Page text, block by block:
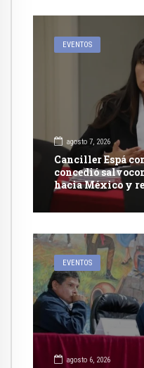
EVENTOS
agosto 7, 2026
Canciller Espá
concedió
hacia México y
con dicho país
EVENTOS
agosto 6, 2026